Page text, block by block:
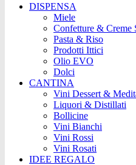
DISPENSA
Miele
Confetture & Creme
Pasta & Riso
Prodotti Ittici
Olio EVO
Dolci
CANTINA
Vini Dessert &
Liquori & Distillati
Bollicine
Vini Bianchi
Vini Rossi
Vini Rosati
IDEE REGALO